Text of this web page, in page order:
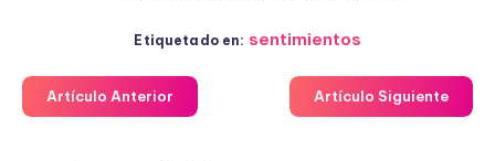
Etiquetado en: sentimientos
Artículo Anterior Artículo Siguiente